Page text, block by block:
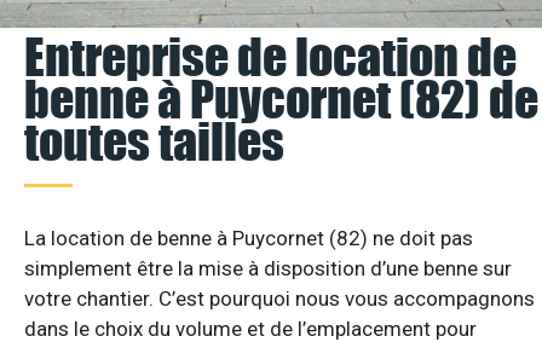
Entreprise de location de
benne à Puycornet (82) de
toutes tailles
La location de benne à Puycornet (82) ne doit pas
simplement être la mise à disposition d’une benne sur
votre chantier. C’est pourquoi nous vous accompagnons
dans le choix du volume et de l’emplacement pour